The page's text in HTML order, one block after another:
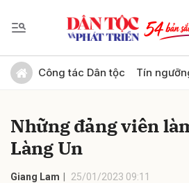
Công tác Dân tộc Tín
Những đảng viên
Làng Un
Giang Lam 25/01/2023 09:11
Gửi bình luận